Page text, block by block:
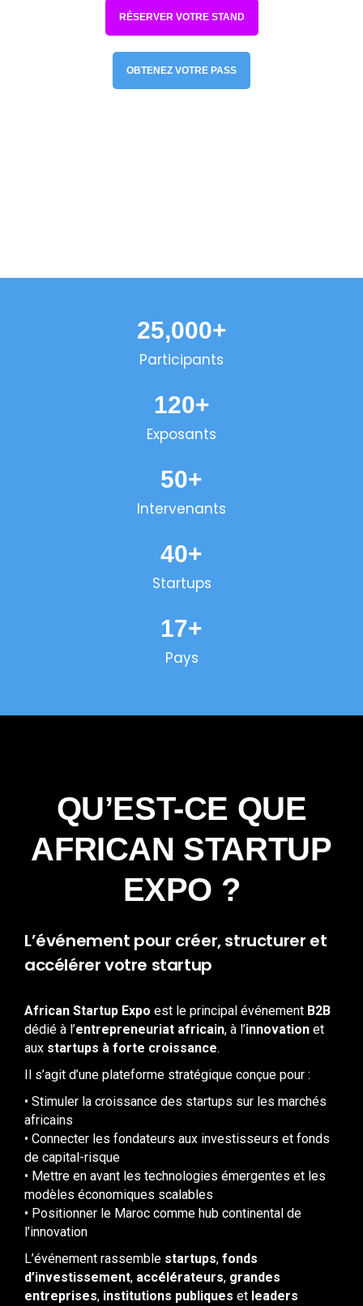
RÉSERVER VOTRE STAND
OBTENEZ VOTRE PASS
Participants
25,000+
Exposants
120+
Intervenants
50+
Startups
40+
Pays
17+
QU’EST-CE QUE
AFRICAN STARTUP
EXPO ?
L’événement pour créer, structurer et
accélérer votre startup
African Startup Expo est le principal événement B2B
dédié à l’entrepreneuriat africain, à l’innovation et
aux startups à forte croissance.
Il s’agit d’une plateforme stratégique conçue pour :
• Stimuler la croissance des startups sur les marchés
africains
• Connecter les fondateurs aux investisseurs et fonds
de capital-risque
• Mettre en avant les technologies émergentes et les
modèles économiques scalables
• Positionner le Maroc comme hub continental de
l’innovation
L’événement rassemble startups, fonds
d’investissement, accélérateurs, grandes
entreprises, institutions publiques et leaders